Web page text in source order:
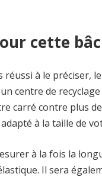
cette
réussi à le préciser,
centre de
carré contre plus
à la taille de
à la fois la
Il sera